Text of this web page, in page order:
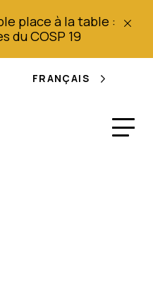
place à la table :
du COSP 19
FRANÇAIS